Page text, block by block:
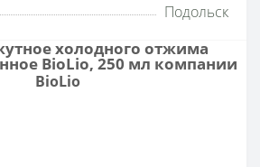
Подольск
холодного отжима
BioLio, 250 мл компании
BioLio